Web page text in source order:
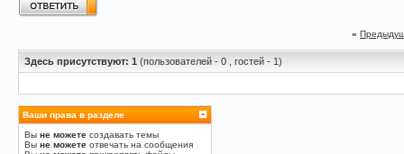
«
Здесь присутствуют: 1 (пользователей - 0 , гостей - 1)
Ваши права в разделе
Вы не можете создавать темы
Вы не можете отвечать на сообщения